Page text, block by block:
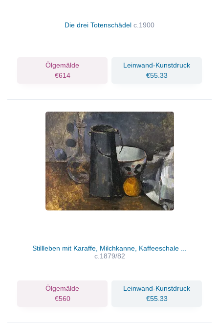
Die drei Totenschädel c.1900
Ölgemälde
€614
Leinwand-Kunstdruck
€55.33
Stillleben mit Karaffe, Milchkanne, Kaffeeschale ...
c.1879/82
Ölgemälde
€560
Leinwand-Kunstdruck
€55.33